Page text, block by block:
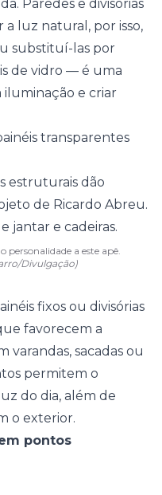
Paredes e divisórias
luz natural, por isso,
substituí-las por
de vidro — é uma
iluminação e criar
transparentes
personalidade a este apê.
Divulgação)
fixos ou divisórias
favorecem a
varandas, sacadas ou
permitem o
do dia, além de
o exterior.
pontos